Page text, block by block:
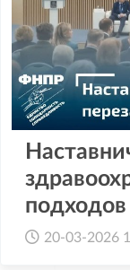
подходов
20-03-2026